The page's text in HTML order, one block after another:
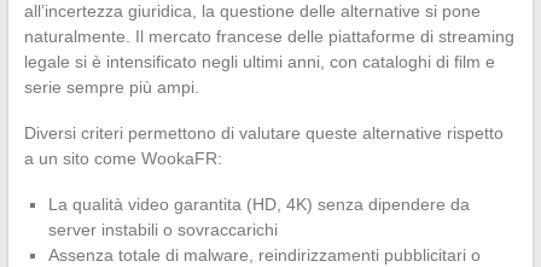
all’incertezza giuridica, la questione delle alternative si pone
naturalmente. Il mercato francese delle piattaforme di streaming
legale si è intensificato negli ultimi anni, con cataloghi di film e
serie sempre più ampi.
Diversi criteri permettono di valutare queste alternative rispetto
a un sito come WookaFR:
La qualità video garantita (HD, 4K) senza dipendere da
server instabili o sovraccarichi
Assenza totale di malware, reindirizzamenti pubblicitari o